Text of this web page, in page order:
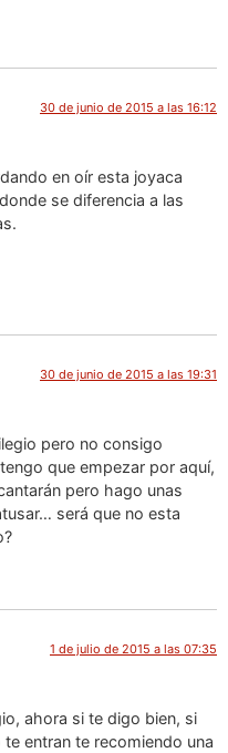
30 de junio de 2015 a las 16:12
en oír esta joyaca
se diferencia a las
30 de junio de 2015 a las 19:31
pero no consigo
que empezar por aquí,
pero hago unas
será que no esta
1 de julio de 2015 a las 07:35
ahora si te digo bien, si
entran te recomiendo una